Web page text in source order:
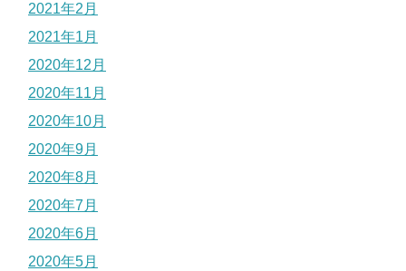
2021年2月
2021年1月
2020年12月
2020年11月
2020年10月
2020年9月
2020年8月
2020年7月
2020年6月
2020年5月